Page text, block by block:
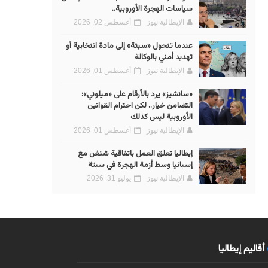
سياسات الهجرة الأوروبية..
الإيطالية نيوز أغسطس 02, 2026
عندما تتحول «سبتة» إلى مادة انتخابية أو
تهديد أمني بالوكالة
الإيطالية نيوز أغسطس 01, 2026
«سانشيز» يرد بالأرقام على «ميلوني»:
التضامن خيار.. لكن احترام القوانين
الأوروبية ليس كذلك
الإيطالية نيوز أغسطس 01, 2026
إيطاليا تعلق العمل باتفاقية شنغن مع
إسبانيا وسط أزمة الهجرة في سبتة
الإيطالية نيوز يوليو 31, 2026
أقاليم إيطاليا